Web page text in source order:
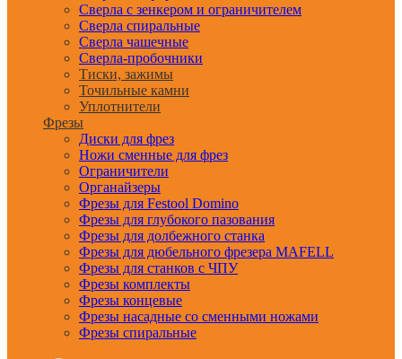
Сверла с зенкером и ограничителем
Сверла спиральные
Сверла чашечные
Сверла-пробочники
Тиски, зажимы
Точильные камни
Уплотнители
Фрезы
Диски для фрез
Ножи сменные для фрез
Ограничители
Органайзеры
Фрезы для Festool Domino
Фрезы для глубокого пазования
Фрезы для долбежного станка
Фрезы для дюбельного фрезера MAFELL
Фрезы для станков с ЧПУ
Фрезы комплекты
Фрезы концевые
Фрезы насадные со сменными ножами
Фрезы спиральные